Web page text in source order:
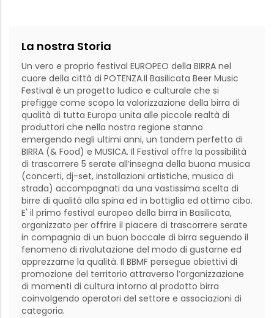
La nostra Storia
Un vero e proprio festival EUROPEO della BIRRA nel
cuore della città di POTENZA.Il Basilicata Beer Music
Festival è un progetto ludico e culturale che si
prefigge come scopo la valorizzazione della birra di
qualità di tutta Europa unita alle piccole realtà di
produttori che nella nostra regione stanno
emergendo negli ultimi anni, un tandem perfetto di
BIRRA (& Food) e MUSICA. Il Festival offre la possibilità
di trascorrere 5 serate all’insegna della buona musica
(concerti, dj-set, installazioni artistiche, musica di
strada) accompagnati da una vastissima scelta di
birre di qualità alla spina ed in bottiglia ed ottimo cibo.
E' il primo festival europeo della birra in Basilicata,
organizzato per offrire il piacere di trascorrere serate
in compagnia di un buon boccale di birra seguendo il
fenomeno di rivalutazione del modo di gustarne ed
apprezzarne la qualità. Il BBMF persegue obiettivi di
promozione del territorio attraverso l’organizzazione
di momenti di cultura intorno al prodotto birra
coinvolgendo operatori del settore e associazioni di
categoria.